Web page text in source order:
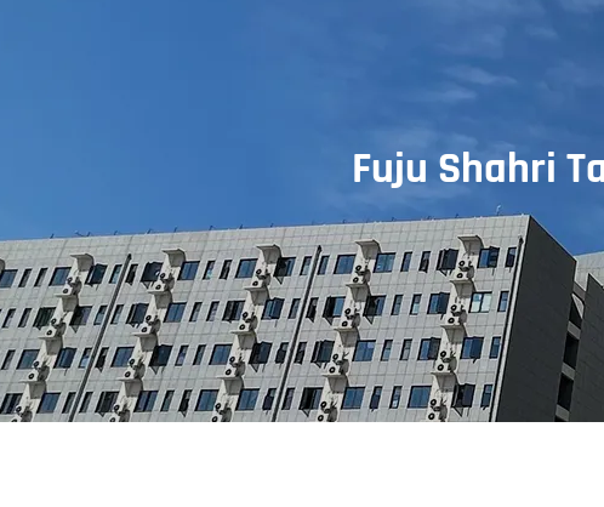
Fuju Shahri